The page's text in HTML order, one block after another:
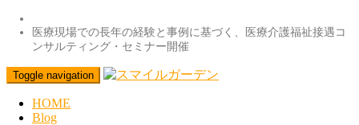
医療現場での長年の経験と事例に基づく、医療介護福祉接遇コ
ンサルティング・セミナー開催
Toggle navigation
HOME
Blog